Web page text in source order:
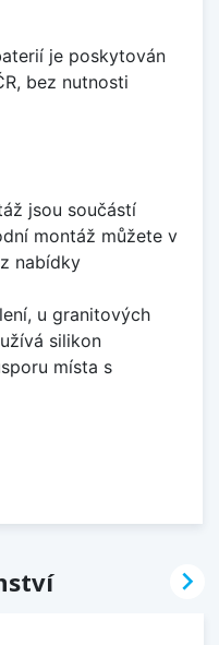
je poskytován
bez nutnosti
jsou součástí
montáž můžete v
nabídky
u granitových
silikon
místa s
